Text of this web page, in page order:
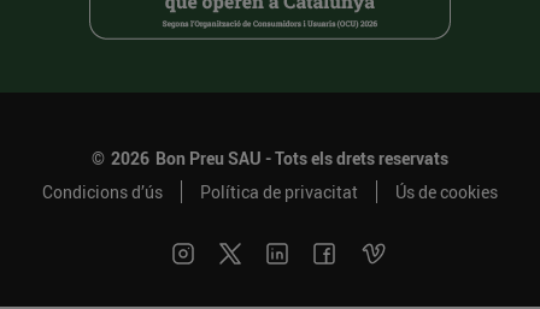
© 2026 Bon Preu SAU - Tots els drets reservats
Condicions d’ús
Política de privacitat Ús de cookies